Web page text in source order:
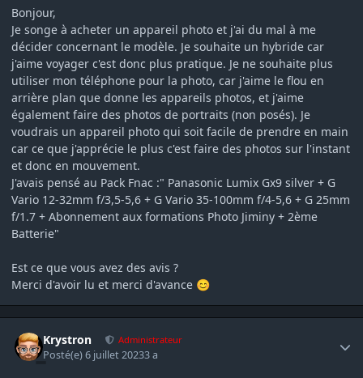
Bonjour,
Je songe à acheter un appareil photo et j'ai du mal à me
décider concernant le modèle. Je souhaite un hybride car
j'aime voyager c'est donc plus pratique. Je ne souhaite plus
utiliser mon téléphone pour la photo, car j'aime le flou en
arrière plan que donne les appareils photos, et j'aime
également faire des photos de portraits (non posés). Je
voudrais un appareil photo qui soit facile de prendre en main
car ce que j'apprécie le plus c'est faire des photos sur l'instant
et donc en mouvement.
J'avais pensé au Pack Fnac :" Panasonic Lumix Gx9 silver + G
Vario 12-32mm f/3,5-5,6 + G Vario 35-100mm f/4-5,6 + G 25mm
f/1.7 + Abonnement aux formations Photo Jiminy + 2ème
Batterie"
Est ce que vous avez des avis ?
Merci d'avoir lu et merci d'avance 😊
Krystron Administrateur
Posté(e)6 juillet 20233 a